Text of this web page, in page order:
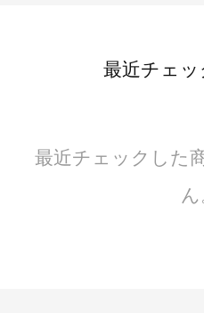
最近チェ
最近チェックした
ん